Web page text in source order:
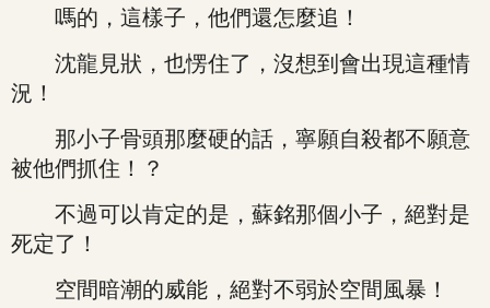
嗎的，這樣子，他們還怎麼追！
沈龍見狀，也愣住了，沒想到會出現這種情
況！
那小子骨頭那麼硬的話，寧願自殺都不願意
被他們抓住！？
不過可以肯定的是，蘇銘那個小子，絕對是
死定了！
空間暗潮的威能，絕對不弱於空間風暴！